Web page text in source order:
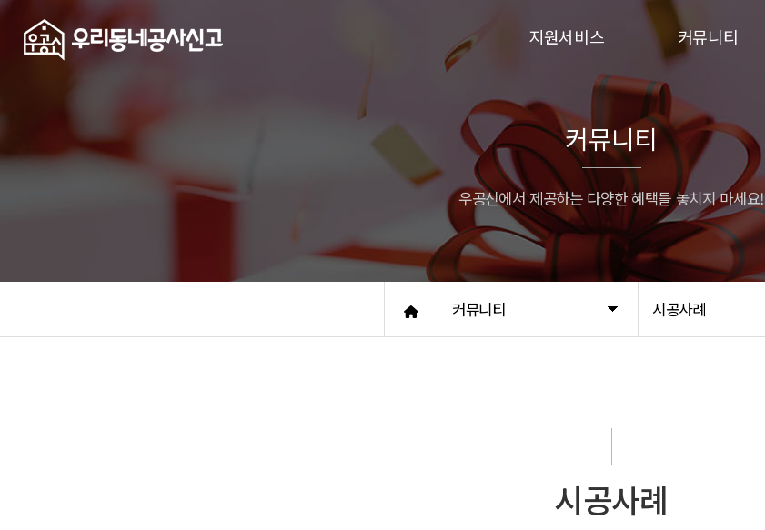
지원서비스
입주민동의서
승강기보양
행위허가
커뮤니티
시공사례
커뮤니티 시공사례
커뮤니티
우공신에서 제공하는 다양한 혜택들 놓치지 마세요!
시공사례